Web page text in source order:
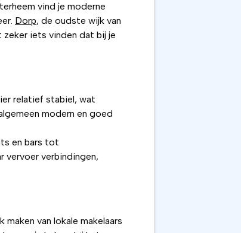
vind je moderne
Dorp, de oudste wijk van
zeker iets vinden dat bij je
relatief stabiel, wat
modern en goed
en bars tot
verbindingen,
van lokale makelaars